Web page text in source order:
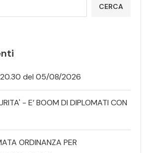
CERCA
del 05/08/2026
- E’ BOOM DI DIPLOMATI CON
ORDINANZA PER